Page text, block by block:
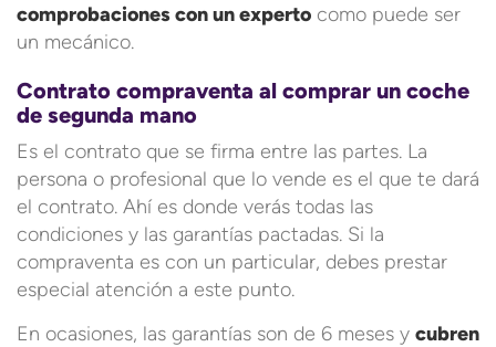
comprobaciones con un experto como puede ser
un mecánico.
Contrato compraventa al comprar un coche
de segunda mano
Es el contrato que se firma entre las partes. La
persona o profesional que lo vende es el que te dará
el contrato. Ahí es donde verás todas las
condiciones y las garantías pactadas. Si la
compraventa es con un particular, debes prestar
especial atención a este punto.
En ocasiones, las garantías son de 6 meses y cubren